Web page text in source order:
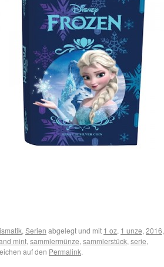
, Serien abgelegt und mit 1 oz, 1 unze, 2016,
mint, sammlermünze, sammlerstück, serie,
auf den Permalink.